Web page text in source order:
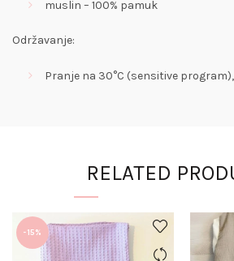
muslin – 100% pamuk
Održavanje:
Pranje na 30°C (sensitive
RELATED
-15%